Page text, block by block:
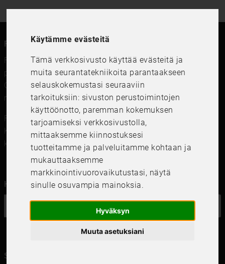
Käytämme evästeitä
Tämä verkkosivusto käyttää evästeitä ja
muita seurantatekniikoita parantaakseen
selauskokemustasi seuraaviin
tarkoituksiin: sivuston perustoimintojen
käyttöönotto, paremman kokemuksen
tarjoamiseksi verkkosivustolla,
mittaaksemme kiinnostuksesi
tuotteitamme ja palveluitamme kohtaan ja
mukauttaaksemme
markkinointivuorovaikutustasi, näytä
sinulle osuvampia mainoksia.
Hyväksyn
Muuta asetuksiani
FRAME IT
FRAME IT on moderni kuvakehysten, julisteiden ja
printtien sekä kehystysten kehyskauppa Tukholmassa,
Göteborgissa ja Uppsalassa. Myymme korkealaatuisia
ruotsalaisia ​​valokuvakehyksiä, kiinnikkeitä ja printtejä.
FRAME IT Ramar och Inramning
Kungsgatan 41,111 56 Stockholm
kundservice@frameit.se
Haluatko uutiskirjeemme?
Seuraa meitä kanavillasi